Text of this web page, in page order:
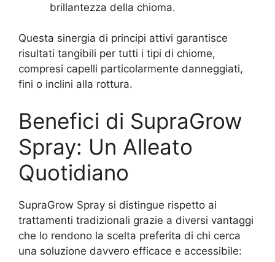
brillantezza della chioma.
Questa sinergia di principi attivi garantisce
risultati tangibili per tutti i tipi di chiome,
compresi capelli particolarmente danneggiati,
fini o inclini alla rottura.
Benefici di SupraGrow
Spray: Un Alleato
Quotidiano
SupraGrow Spray si distingue rispetto ai
trattamenti tradizionali grazie a diversi vantaggi
che lo rendono la scelta preferita di chi cerca
una soluzione davvero efficace e accessibile: